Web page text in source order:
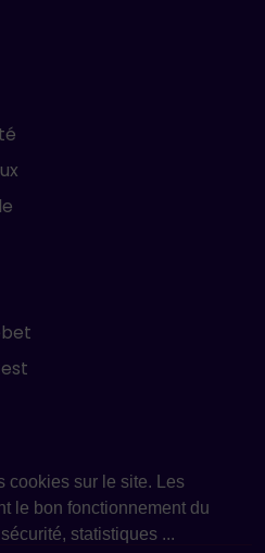
cookies sur le site. Les
le bon fonctionnement du
statistiques ...